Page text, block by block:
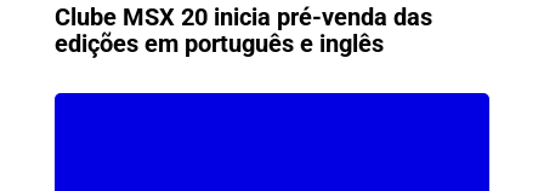
Clube MSX 20 inicia pré-venda das
edições em português e inglês